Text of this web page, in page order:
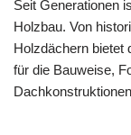
Seit Generationen
Holzbau. Von
Holzdächern bietet
für die Bauweise,